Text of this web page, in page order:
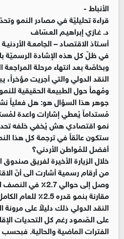
الأنباط -
قراءة تحليليّة في مصادر النمو
د. غـازي إبراهيـم العـسّاف
أسـتاذ الاقتصـاد – الجامعـة الأردنيـة
في ظلّ كل هذه الإشادة الرسميّة
وبخاصّة بعد انتهاء مرحلة المراجعة
النقد الدولي والتي أجريت مؤخراً،
ومُهماً حول الطبيعة الحقيقية
جوهر هذا السؤال هو: هل فعلياً
مُستداماً يُعطي إشارات واعدة
نمو اقتصادي هش يُخفي خلفه
ستكون عائقاً في ترجمة كل هذا
أفضل للمُواطن الأردني؟
خلال الزيارة الأخيرة لفريق صندوق
من أرقام رسمية أشارت الى أنّ
النقد الدولي ذلك دليلاً على مرونة
على الصّمود رغم كل التحديات
الفترات الماضية والحالية. فبحسب